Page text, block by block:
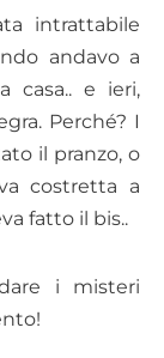
intrattabile
andavo a
casa.. e ieri,
Perché? I
il pranzo, o
costretta a
fatto il bis..
i misteri